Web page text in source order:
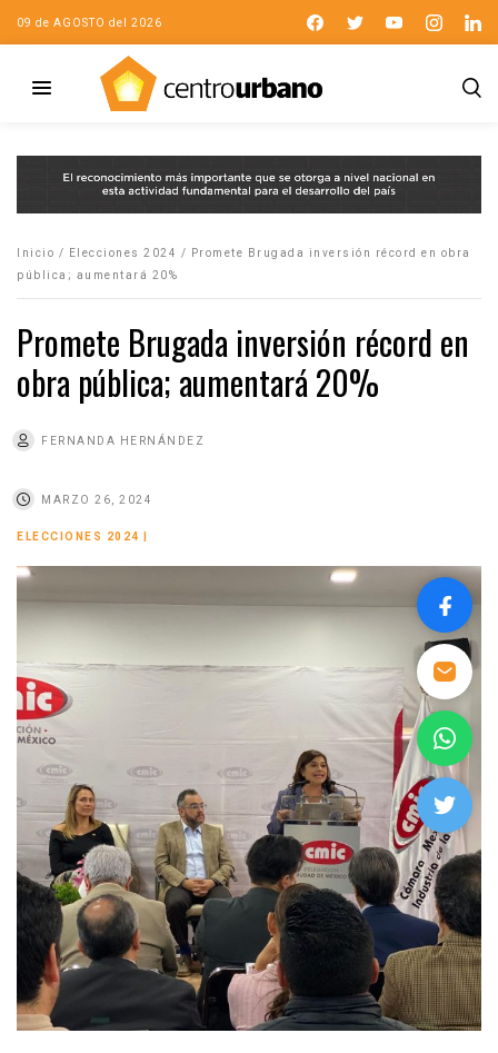
09 de AGOSTO del 2026
Inicio / Elecciones 2024 /
Promete Brugada inversión récord en obra
pública; aumentará 20%
Promete Brugada inversión récord en
obra pública; aumentará 20%
FERNANDA HERNÁNDEZ
MARZO 26, 2024
ELECCIONES 2024